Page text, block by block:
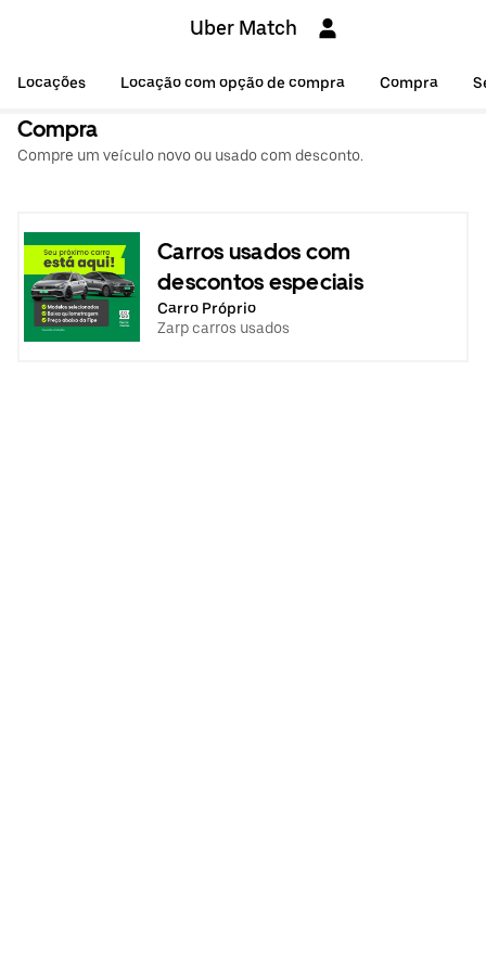
Uber Match
Locações Locação com opção de compra Compra
Compra
Compre um veículo novo ou usado com desconto.
Carros usados com
descontos especiais
Carro Próprio
Zarp carros usados